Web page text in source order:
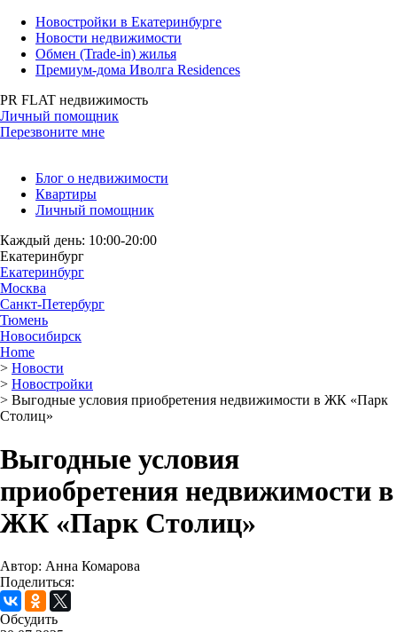
Новостройки в Екатеринбурге
Новости недвижимости
Обмен (Trade-in) жилья
Премиум-дома Иволга Residences
PR FLAT недвижимость
Личный помощник
Перезвоните мне
Блог о недвижимости
Квартиры
Личный помощник
Каждый день: 10:00-20:00
Екатеринбург
Екатеринбург
Москва
Санкт-Петербург
Тюмень
Новосибирск
Home
> Новости
> Новостройки
> Выгодные условия приобретения недвижимости в ЖК «Парк
Столиц»
Выгодные условия
приобретения недвижимости в
ЖК «Парк Столиц»
Автор: Анна Комарова
Поделиться:
Обсудить